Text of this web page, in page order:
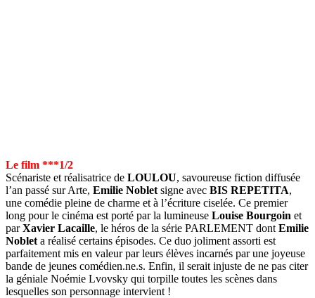
Le film ***1/2
Scénariste et réalisatrice de LOULOU, savoureuse fiction diffusée
l’an passé sur Arte, Emilie Noblet signe avec BIS REPETITA,
une comédie pleine de charme et à l’écriture ciselée. Ce premier
long pour le cinéma est porté par la lumineuse Louise Bourgoin et
parXavier Lacaille, le héros de la série PARLEMENT dont Emilie
Noblet a réalisé certains épisodes. Ce duo joliment assorti est
parfaitement mis en valeur par leurs élèves incarnés par une joyeuse
bande de jeunes comédien.ne.s. Enfin, il serait injuste de ne pas citer
la géniale Noémie Lvovsky qui torpille toutes les scènes dans
lesquelles son personnage intervient !